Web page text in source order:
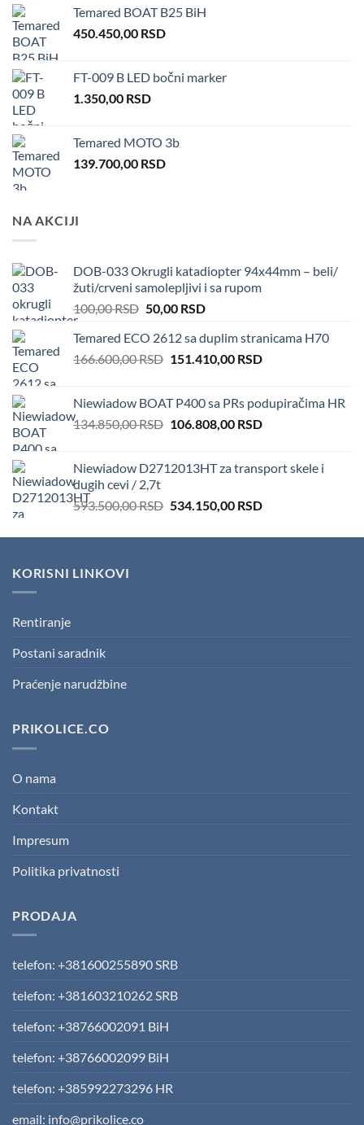
19.010,00 RSD.
Temared BOAT B25 BiH
450.450,00 RSD
FT-009 B LED bočni marker
1.350,00 RSD
Temared MOTO 3b
139.700,00 RSD
NA AKCIJI
DOB-033 Okrugli katadiopter 94x44mm – beli/
žuti/crveni samolepljivi i sa rupom
100,00RSD Original
was:
100,00 RSD.
50,00 RSDCurrent
is:
50,00 RSD.
Temared ECO 2612 sa duplim stranicama H70
166.600,00RSD Original
166.600,00 RSD.
151.410,00 RSDCurrent
151.410,00 RSD.
Niewiadow BOAT P400 sa PRs podupiračima HR
134.850,00RSD Original
134.850,00 RSD.
106.808,00 RSDCurrent
106.808,00 RSD.
Niewiadow D2712013HT za transport skele i
dugih cevi / 2,7t
593.500,00RSD Original
was:
534.150,00 RSDCurrent
is:
KORISNI LINKOVI
Rentiranje
Postani saradnik
Praćenje narudžbine
PRIKOLICE.CO
O nama
Kontakt
Impresum
Politika privatnosti
PRODAJA
telefon: +381600255890 SRB
telefon: +381603210262 SRB
telefon: +38766002091 BiH
telefon: +38766002099 BiH
telefon: +385992273296 HR
email: info@prikolice.co